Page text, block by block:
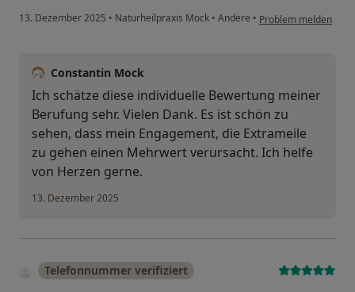
13. Dezember 2025 • Naturheilpraxis Mock • Andere • Problem melden
Constantin Mock
Ich schätze diese individuelle Bewertung meiner
Berufung sehr. Vielen Dank. Es ist schön zu
sehen, dass mein Engagement, die Extrameile
zu gehen einen Mehrwert verursacht. Ich helfe
von Herzen gerne.
13. Dezember 2025
Telefonnummer verifiziert